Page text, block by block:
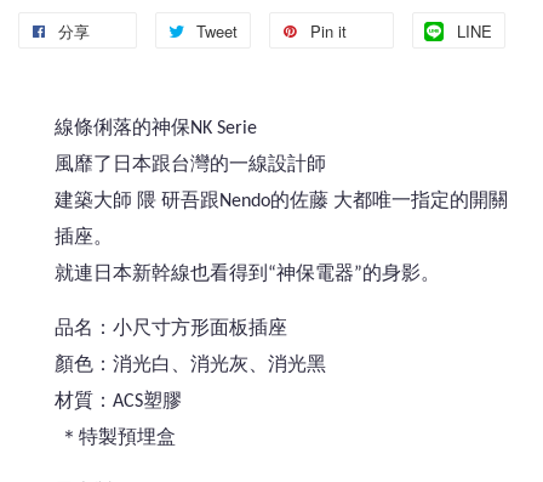
分享 Tweet Pin it LINE
線條俐落的神保NK Serie
風靡了日本跟台灣的一線設計師
建築大師 隈 研吾跟Nendo的佐藤 大都唯一指定的開關
插座。
就連日本新幹線也看得到“神保電器”的身影。
品名：小尺寸方形面板插座
顏色：消光白、消光灰、消光黑
材質：ACS塑膠
＊特製預埋盒